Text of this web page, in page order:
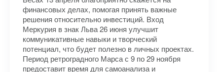
финансовых делах, помогая принять важные
решения относительно инвестиций. Вход
Меркурия в знак Льва 26 июня улучшит
коммуникативные навыки и творческий
потенциал, что будет полезно в личных проектах.
Период ретроградного Марса с 9 по 29 ноября
предоставит время для самоанализа и